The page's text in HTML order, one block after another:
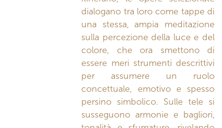
dialogano tra loro come tappe di
una stessa, ampia meditazione
sulla percezione della luce e del
colore, che ora smettono di
essere meri strumenti descrittivi
per assumere un ruolo
concettuale, emotivo e spesso
persino simbolico. Sulle tele si
susseguono armonie e bagliori,